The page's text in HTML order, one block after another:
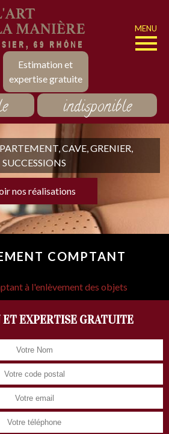
Estimation et
expertise gratuite
MENU
indisponible
CAVE, GRENIER,
SUCCESSIONS
nos réalisations
COMPTANT
à l'enlèvement des objets
EXPERTISE GRATUITE